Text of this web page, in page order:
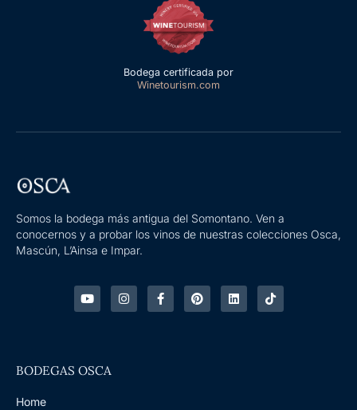
Bodega certificada por
Winetourism.com
Somos la bodega más antigua del Somontano. Ven a
conocernos y a probar los vinos de nuestras colecciones Osca,
Mascún, L’Ainsa e Impar.
Y
o
u
e
I
n
s
F
a
c
P
i
n
L
i
n
T
i
k
BODEGAS OSCA
Home